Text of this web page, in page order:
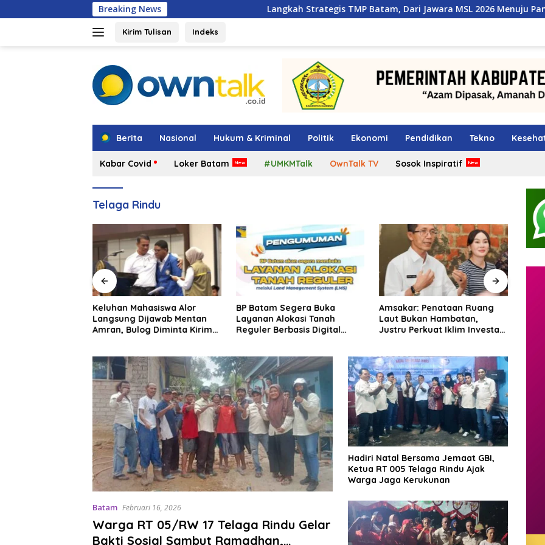
ke
Breaking News Langkah Strategis TMP Batam, Dari Jawara MSL 2026 Menuju Panggung Internasional
Kirim Tulisan Indeks
Berita Nasional Hukum & Kriminal Politik Ekonomi Pendidikan Tekno
Kabar Covid Loker Batam #UMKMTalk OwnTalk TV Sosok Inspiratif
Telaga Rindu
Keluhan Mahasiswa Alor
Langsung Dijawab Mentan
Amran, Bulog Diminta Kirim
BP Batam Segera Buka
Layanan Alokasi Tanah
Reguler Berbasis Digital
Amsakar: Penataan Ruang
Laut Bukan Hambatan,
Justru Perkuat Iklim Investasi
Batam Februari 16, 2026
Warga RT 05/RW 17 Telaga Rindu Gelar
Bakti Sosial Sambut Ramadhan,
Hadiri Natal Bersama Jemaat GBI,
Ketua RT 005 Telaga Rindu Ajak
Warga Jaga Kerukunan